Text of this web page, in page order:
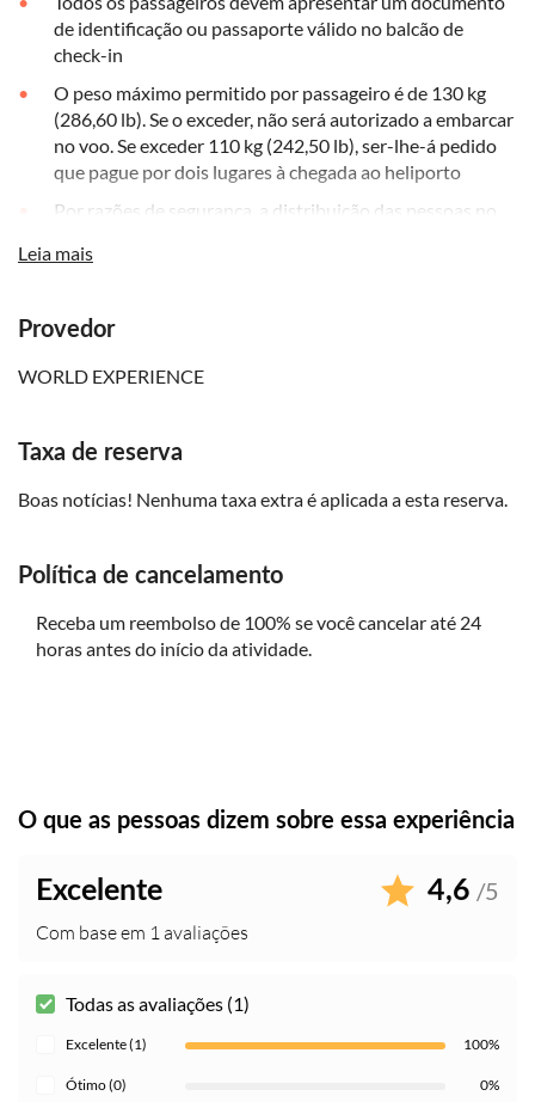
de identificação ou passaporte válido no balcão de
check-in
O peso máximo permitido por passageiro é de 130 kg
(286,60 lb). Se o exceder, não será autorizado a embarcar
no voo. Se exceder 110 kg (242,50 lb), ser-lhe-á pedido
que pague por dois lugares à chegada ao heliporto
Por razões de segurança, a distribuição das pessoas no
lugares do helicóptero
reagendamento em caso de mau tempo ou de outras
oferecida uma data alternativa, outra excursão de valor
Leia mais
Provedor
WORLD EXPERIENCE
Taxa de reserva
Boas notícias! Nenhuma taxa extra é aplicada a esta reserva.
Política de cancelamento
Receba um reembolso de 100% se você cancelar até 24
horas antes do início da atividade.
O que as pessoas dizem sobre essa experiência
Excelente 4,6 /5
Com base em 1 avaliações
Todas as avaliações (1)
Excelente (1) 100%
Ótimo (0) 0%